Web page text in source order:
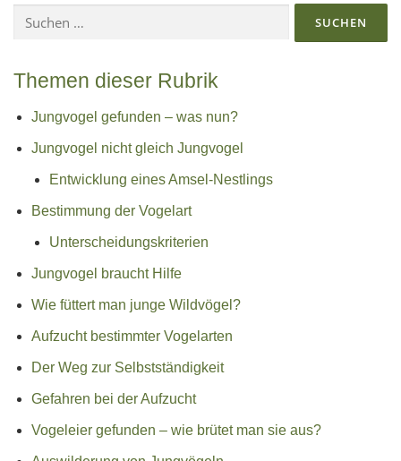
nach:
Themen dieser Rubrik
Jungvogel gefunden – was nun?
Jungvogel nicht gleich Jungvogel
Entwicklung eines Amsel-Nestlings
Bestimmung der Vogelart
Unterscheidungskriterien
Jungvogel braucht Hilfe
Wie füttert man junge Wildvögel?
Aufzucht bestimmter Vogelarten
Der Weg zur Selbstständigkeit
Gefahren bei der Aufzucht
Vogeleier gefunden – wie brütet man sie aus?